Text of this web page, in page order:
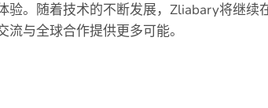
验。随着技术的不断发展，Zliabary将继续
流与全球合作提供更多可能。